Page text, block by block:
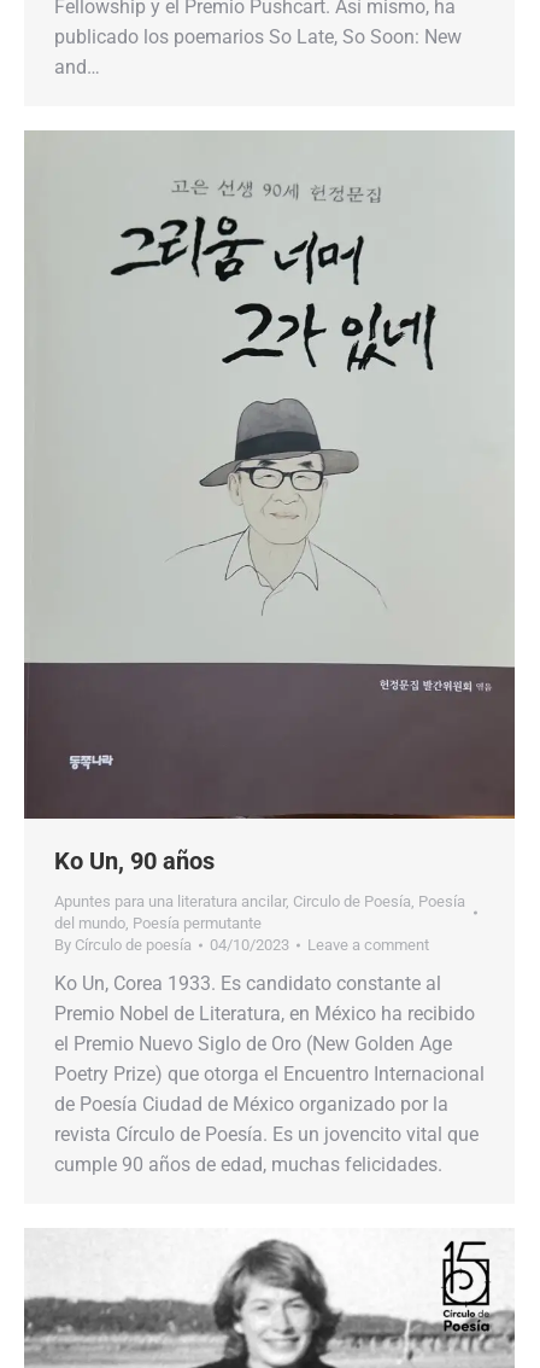
Fellowship y el Premio Pushcart. Así mismo, ha
publicado los poemarios So Late, So Soon: New
and…
Ko Un, 90 años
Apuntes para una literatura ancilar, Circulo de Poesía Poesía
del mundo Poesía permutante
By Círculo de poesía 04/10/2023 Leave a comment
Ko Un, Corea 1933. Es candidato constante al
Premio Nobel de Literatura, en México ha recibido
el Premio Nuevo Siglo de Oro (New Golden Age
Poetry Prize) que otorga el Encuentro Internacional
de Poesía Ciudad de México organizado por la
revista Círculo de Poesía. Es un jovencito vital que
cumple 90 años de edad, muchas felicidades.